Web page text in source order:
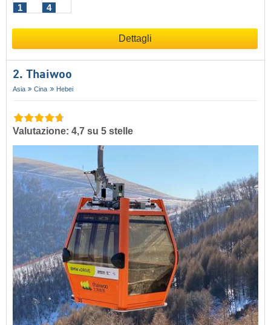
1 4
Dettagli
2. Thaiwoo
Asia Cina Hebei
Valutazione: 4,7 su 5 stelle